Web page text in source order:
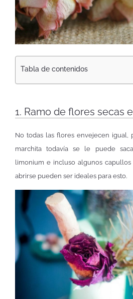
Tabla de contenidos
1. Ramo de flores secas
No todas las flores envejecen igual,
marchita todavía se le puede
limonium e incluso algunos
abrirse pueden ser ideales para esto.